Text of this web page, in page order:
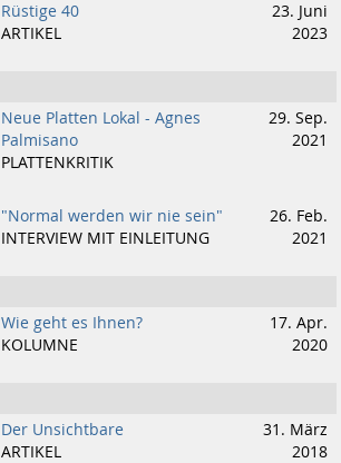
Rüstige 40
ARTIKEL
23. Juni
2023
Neue Platten Lokal - Agnes
Palmisano
PLATTENKRITIK
29. Sep.
2021
"Normal werden wir nie sein"
INTERVIEW MIT EINLEITUNG
26. Feb.
2021
Wie geht es Ihnen?
KOLUMNE
17. Apr.
2020
Der Unsichtbare
ARTIKEL
31. März
2018